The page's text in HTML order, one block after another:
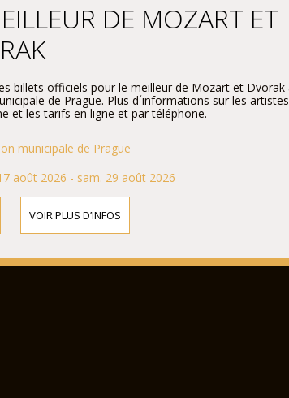
DE MOZART ET
billets officiels pour le meilleur de Mozart et Dvorak
de Prague. Plus d´informations sur les
et les tarifs en ligne et par téléphone.
municipale de Prague
août 2026 - sam. 29 août 2026
VOIR PLUS D’INFOS